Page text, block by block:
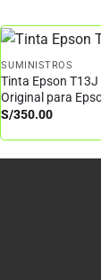
SUMINISTROS
Tinta Epson
Original para
S/350.00